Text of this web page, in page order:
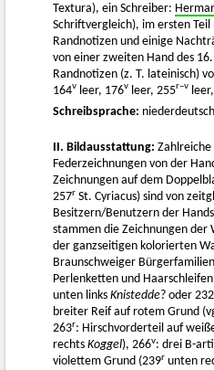
Textura), ein Schreiber:
Schriftvergleich), im ersten Teil
Randnotizen und einige
von einer zweiten Hand des
Randnotizen (z. T. lateinisch)
164v leer, 176v leer, 255r–v
Schreibsprache:
II. Bildausstattung:
Federzeichnungen von der
Zeichnungen auf dem
257r St. Cyriacus) sind von
Besitzern/Benutzern der
stammen die Zeichnungen der
der ganzseitigen kolorierten
Braunschweiger
Perlenketten und
unten links Knistedde? oder 232
breiter Reif auf rotem Grund
263r: Hirschvorderteil auf
rechts Koggel), 266v: drei B-
violettem Grund (239r unten